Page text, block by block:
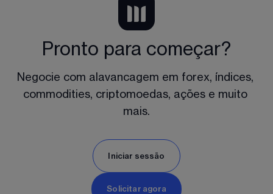
Pronto para começar?
Negocie com alavancagem em forex, índices,
commodities, criptomoedas, ações e muito
mais.
Iniciar sessāo
Solicitar agora